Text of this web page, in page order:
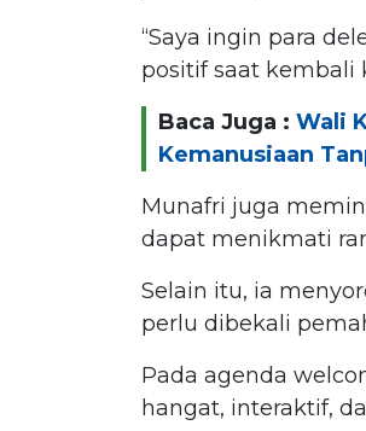
“Saya ingin para
positif saat kembali
Baca Juga : Wali
Kemanusiaan
Munafri juga
dapat menikmati
Selain itu, ia
perlu dibekali
Pada agenda
hangat, interaktif,